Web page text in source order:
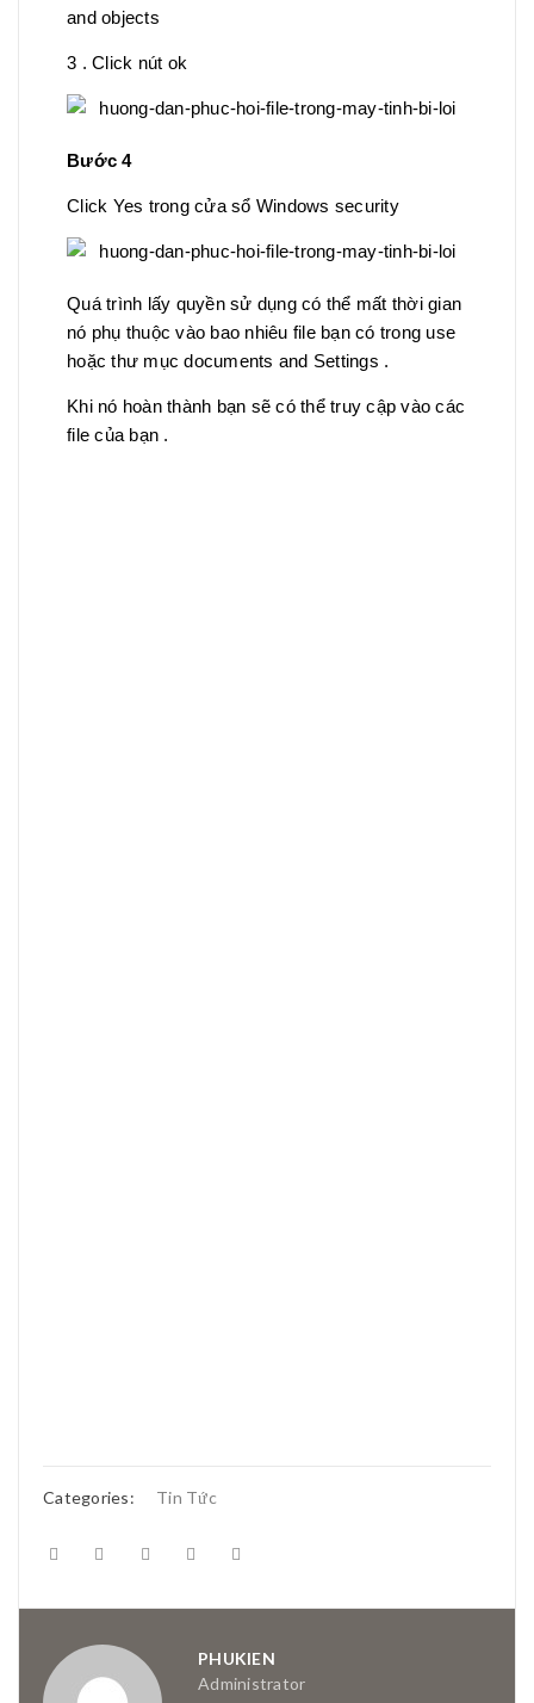
and objects
3 . Click nút ok
Bước 4
Click Yes trong cửa sổ Windows security
Quá trình lấy quyền sử dụng có thể mất thời gian
nó phụ thuộc vào bao nhiêu file bạn có trong use
hoặc thư mục documents and Settings .
Khi nó hoàn thành bạn sẽ có thể truy cập vào các
file của bạn .
Categories: Tin Tức
PHUKIEN
Administrator